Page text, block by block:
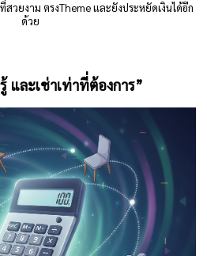
ที่สวยงาม ตรงTheme และยังประหยัดเงินได้อีก
ด้วย
รู้ และเช่าเท่าที่ต้องการ”